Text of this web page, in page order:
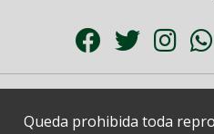
Queda prohibida toda